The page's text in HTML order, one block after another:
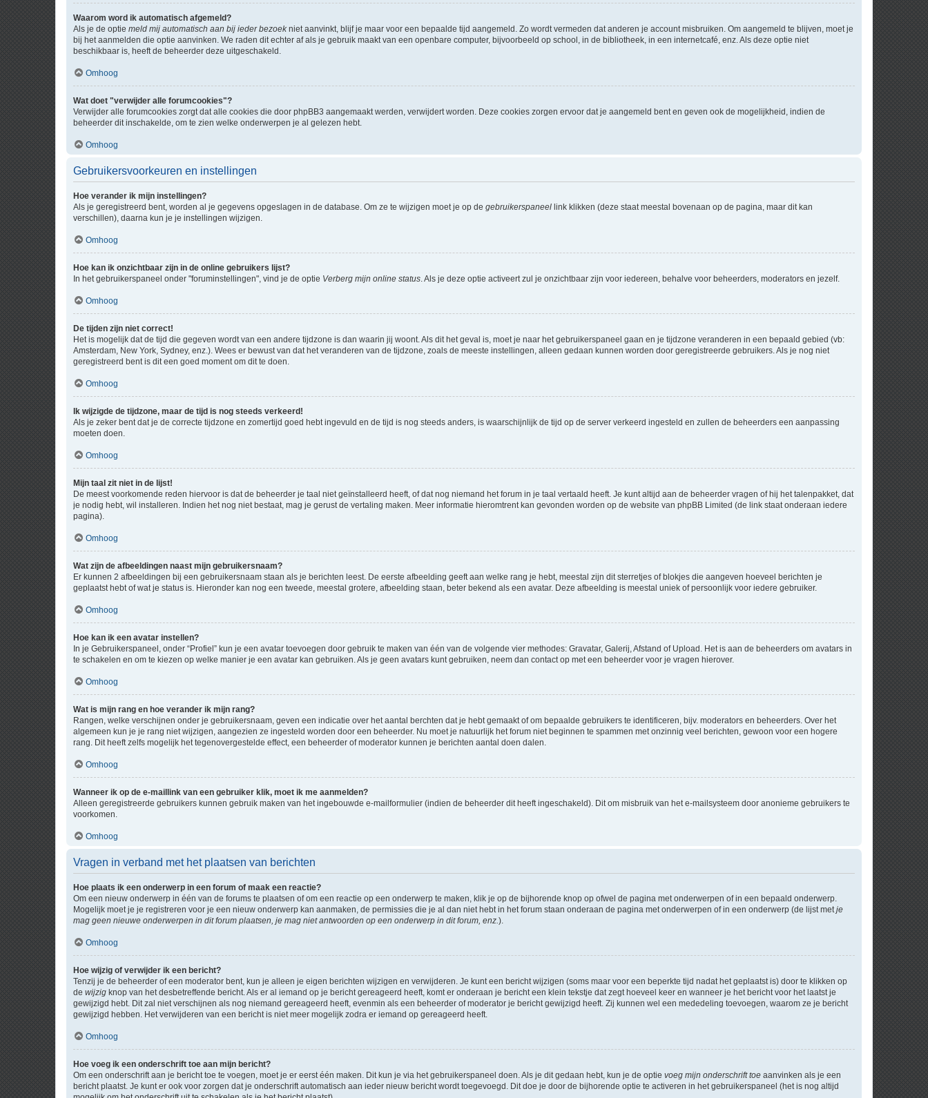
Waarom word ik automatisch afgemeld?
Als je de optie meld mij automatisch aan bij ieder bezoekniet aanvinkt, blijf je maar voor een bepaalde tijd aangemeld. Zo wordt vermeden dat anderen je account misbruiken. Om aangemeld te blijven, moet je
bij het aanmelden die optie aanvinken. We raden dit echter af als je gebruik maakt van een openbare computer, bijvoorbeeld op school, in de bibliotheek, in een internetcafé, enz. Als deze optie niet
beschikbaar is, heeft de beheerder deze uitgeschakeld.
Omhoog
Wat doet "verwijder alle forumcookies"?
Verwijder alle forumcookies zorgt dat alle cookies die door phpBB3 aangemaakt werden, verwijdert worden. Deze cookies zorgen ervoor dat je aangemeld bent en geven ook de mogelijkheid, indien de
beheerder dit inschakelde, om te zien welke onderwerpen je al gelezen hebt.
Omhoog
Gebruikersvoorkeuren en instellingen
Hoe verander ik mijn instellingen?
Als je geregistreerd bent, worden al je gegevens opgeslagen in de database. Om ze te wijzigen moet je op de gebruikerspaneel link klikken (deze staat meestal bovenaan op de pagina, maar dit kan
verschillen), daarna kun je je instellingen wijzigen.
Omhoog
Hoe kan ik onzichtbaar zijn in de online gebruikers lijst?
In het gebruikerspaneel onder "foruminstellingen", vind je de optie Verberg mijn online status . Als je deze optie activeert zul je onzichtbaar zijn voor iedereen, behalve voor beheerders, moderators en jezelf.
Omhoog
De tijden zijn niet correct!
Het is mogelijk dat de tijd die gegeven wordt van een andere tijdzone is dan waarin jij woont. Als dit het geval is, moet je naar het gebruikerspaneel gaan en je tijdzone veranderen in een bepaald gebied (vb:
Amsterdam, New York, Sydney, enz.). Wees er bewust van dat het veranderen van de tijdzone, zoals de meeste instellingen, alleen gedaan kunnen worden door geregistreerde gebruikers. Als je nog niet
geregistreerd bent is dit een goed moment om dit te doen.
Omhoog
Ik wijzigde de tijdzone, maar de tijd is nog steeds verkeerd!
Als je zeker bent dat je de correcte tijdzone en zomertijd goed hebt ingevuld en de tijd is nog steeds anders, is waarschijnlijk de tijd op de server verkeerd ingesteld en zullen de beheerders een aanpassing
moeten doen.
Omhoog
Mijn taal zit niet in de lijst!
De meest voorkomende reden hiervoor is dat de beheerder je taal niet geïnstalleerd heeft, of dat nog niemand het forum in je taal vertaald heeft. Je kunt altijd aan de beheerder vragen of hij het talenpakket, dat
je nodig hebt, wil installeren. Indien het nog niet bestaat, mag je gerust de vertaling maken. Meer informatie hieromtrent kan gevonden worden op de website van phpBB Limited (de link staat onderaan iedere
pagina).
Omhoog
Wat zijn de afbeeldingen naast mijn gebruikersnaam?
Er kunnen 2 afbeeldingen bij een gebruikersnaam staan als je berichten leest. De eerste afbeelding geeft aan welke rang je hebt, meestal zijn dit sterretjes of blokjes die aangeven hoeveel berichten je
geplaatst hebt of wat je status is. Hieronder kan nog een tweede, meestal grotere, afbeelding staan, beter bekend als een avatar. Deze afbeelding is meestal uniek of persoonlijk voor iedere gebruiker.
Omhoog
Hoe kan ik een avatar instellen?
In je Gebruikerspaneel, onder “Profiel” kun je een avatar toevoegen door gebruik te maken van één van de volgende vier methodes: Gravatar, Galerij, Afstand of Upload. Het is aan de beheerders om avatars in
te schakelen en om te kiezen op welke manier je een avatar kan gebruiken. Als je geen avatars kunt gebruiken, neem dan contact op met een beheerder voor je vragen hierover.
Omhoog
Wat is mijn rang en hoe verander ik mijn rang?
Rangen, welke verschijnen onder je gebruikersnaam, geven een indicatie over het aantal berchten dat je hebt gemaakt of om bepaalde gebruikers te identificeren, bijv. moderators en beheerders. Over het
algemeen kun je je rang niet wijzigen, aangezien ze ingesteld worden door een beheerder. Nu moet je natuurlijk het forum niet beginnen te spammen met onzinnig veel berichten, gewoon voor een hogere
rang. Dit heeft zelfs mogelijk het tegenovergestelde effect, een beheerder of moderator kunnen je berichten aantal doen dalen.
Omhoog
Wanneer ik op de e-maillink van een gebruiker klik, moet ik me aanmelden?
Alleen geregistreerde gebruikers kunnen gebruik maken van het ingebouwde e-mailformulier (indien de beheerder dit heeft ingeschakeld). Dit om misbruik van het e-mailsysteem door anonieme gebruikers te
voorkomen.
Omhoog
Vragen in verband met het plaatsen van berichten
Hoe plaats ik een onderwerp in een forum of maak een reactie?
Om een nieuw onderwerp in één van de forums te plaatsen of om een reactie op een onderwerp te maken, klik je op de bijhorende knop op ofwel de pagina met onderwerpen of in een bepaald onderwerp.
Mogelijk moet je je registreren voor je een nieuw onderwerp kan aanmaken, de permissies die je al dan niet hebt in het forum staan onderaan de pagina met onderwerpen of in een onderwerp (de lijst met je
mag geen nieuwe onderwerpen in dit forum plaatsen, je mag niet antwoorden op een onderwerp in dit forum, enz. ).
Omhoog
Hoe wijzig of verwijder ik een bericht?
Tenzij je de beheerder of een moderator bent, kun je alleen je eigen berichten wijzigen en verwijderen. Je kunt een bericht wijzigen (soms maar voor een beperkte tijd nadat het geplaatst is) door te klikken op
de wijzig knop van het desbetreffende bericht. Als er al iemand op je bericht gereageerd heeft, komt er onderaan je bericht een klein tekstje dat zegt hoeveel keer en wanneer je het bericht voor het laatst je
gewijzigd hebt. Dit zal niet verschijnen als nog niemand gereageerd heeft, evenmin als een beheerder of moderator je bericht gewijzigd heeft. Zij kunnen wel een mededeling toevoegen, waarom ze je bericht
gewijzigd hebben. Het verwijderen van een bericht is niet meer mogelijk zodra er iemand op gereageerd heeft.
Omhoog
Hoe voeg ik een onderschrift toe aan mijn bericht?
Om een onderschrift aan je bericht toe te voegen, moet je er eerst één maken. Dit kun je via het gebruikerspaneel doen. Als je dit gedaan hebt, kun je de optie voeg mijn onderschrift toe aanvinken als je een
bericht plaatst. Je kunt er ook voor zorgen dat je onderschrift automatisch aan ieder nieuw bericht wordt toegevoegd. Dit doe je door de bijhorende optie te activeren in het gebruikerspaneel (het is nog altijd